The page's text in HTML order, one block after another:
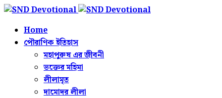
Home
পৌরাণিক ইতিহাস
মহাপুরুষ এর জীবনী
ভক্তের মহিমা
লীলামৃত
দামোদর লীলা